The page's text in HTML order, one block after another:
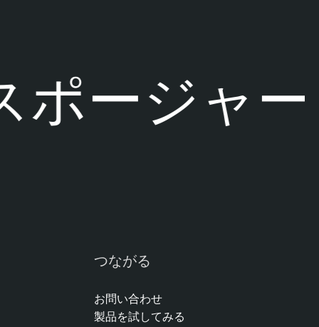
ージャー
つながる
お問い合わせ
製品を試してみる